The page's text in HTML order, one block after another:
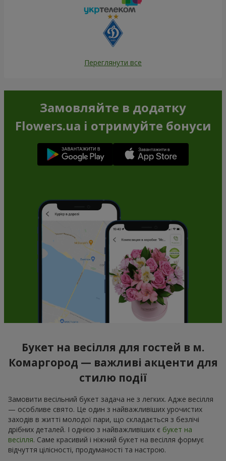
Переглянути все
Замовляйте в додатку
Flowers.ua і отримуйте бонуси
Букет на весілля для гостей в м.
Комаргород — важливі акценти для
стилю події
Замовити весільний букет задача не з легких. Адже весілля
— особливе свято. Це один з найважливіших урочистих
заходів в житті молодої пари, що складається з безлічі
дрібних деталей. І однією з найважливіших є букет на
весілля. Саме красивий і ніжний букет на весілля формує
відчуття цілісності, продуманості та настрою.